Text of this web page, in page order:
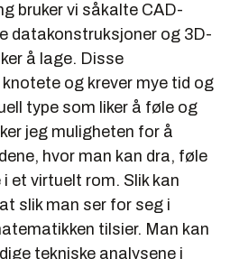
bruker vi såkalte CAD-
datakonstruksjoner og 3D-
å lage. Disse
og krever mye tid og
type som liker å føle og
jeg muligheten for å
hvor man kan dra, føle
et virtuelt rom. Slik kan
slik man ser for seg i
tilsier. Man kan
tekniske analysene i